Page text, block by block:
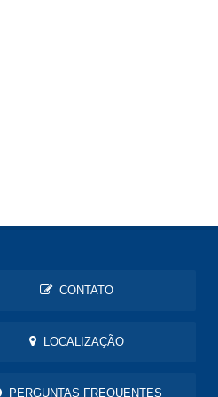
CONTATO
LOCALIZAÇÃO
PERGUNTAS FREQUENTES